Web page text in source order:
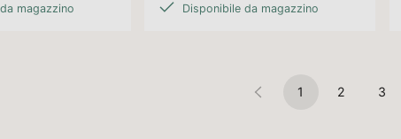
magazzino Disponibile da magazzino
1 2 3